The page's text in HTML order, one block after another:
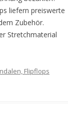
liefern preiswerte
Zubehör.
Stretchmaterial
Flipflops